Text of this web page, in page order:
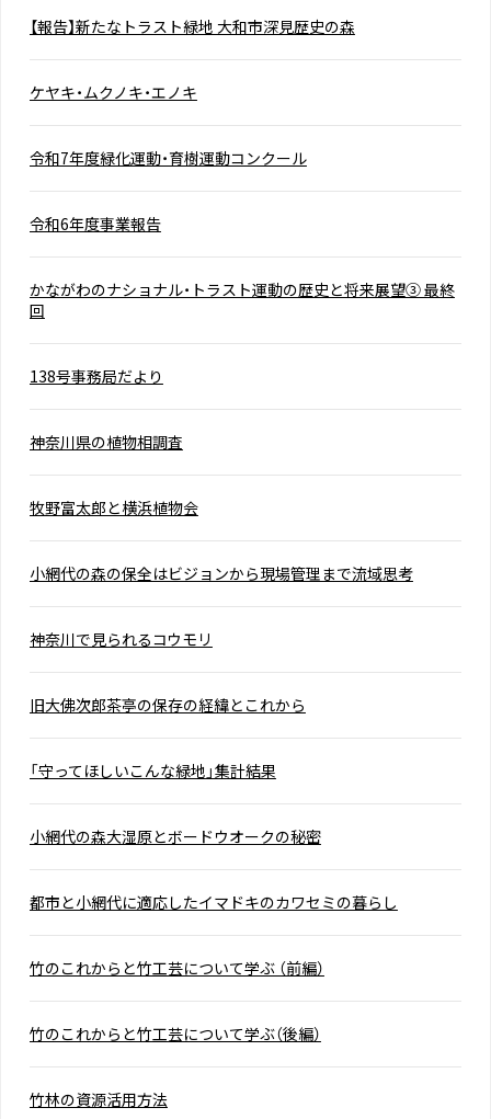
【報告】新たなトラスト緑地 大和市深見歴史の森
ケヤキ・ムクノキ・エノキ
令和7年度緑化運動・育樹運動コンクール
令和6年度事業報告
かながわのナショナル・トラスト運動の歴史と将来展望③ 最終
回
138号事務局だより
神奈川県の植物相調査
牧野富太郎と横浜植物会
小網代の森の保全はビジョンから現場管理まで流域思考
神奈川で見られるコウモリ
旧大佛次郎茶亭の保存の経緯とこれから
「守ってほしいこんな緑地」集計結果
小網代の森大湿原とボードウオークの秘密
都市と小網代に適応したイマドキのカワセミの暮らし
竹のこれからと竹工芸について学ぶ （前編）
竹のこれからと竹工芸について学ぶ（後編）
竹林の資源活用方法